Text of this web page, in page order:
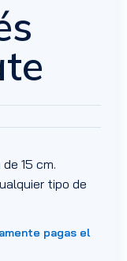
15 cm.
tipo de
pagas el